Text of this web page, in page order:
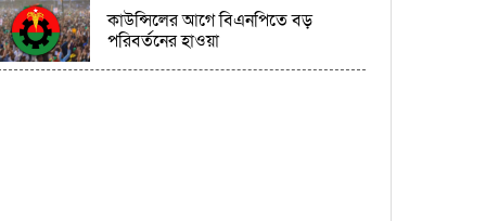
কাউন্সিলের আগে বিএনপিতে বড়
পরিবর্তনের হাওয়া